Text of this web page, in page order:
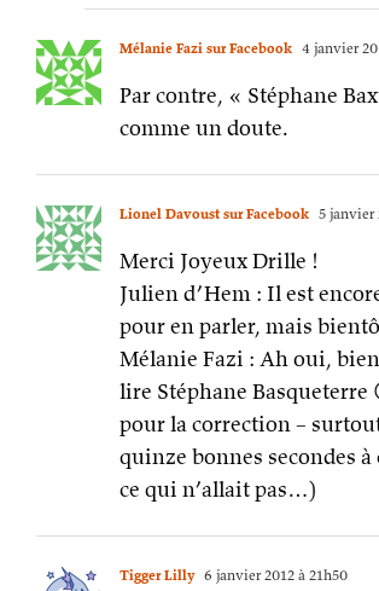
Mélanie Fazi sur Facebook 4 janvier
Par contre, « Stéphane
comme un doute.
Lionel Davoust sur Facebook 5 janvier
Merci Joyeux Drille !
Julien d’Hem : Il est
pour en parler, mais
Mélanie Fazi : Ah oui,
lire Stéphane Basqueterre
pour la correction –
quinze bonnes secondes
ce qui n’allait pas…)
Tigger Lilly 6 janvier 2012 à 21h50